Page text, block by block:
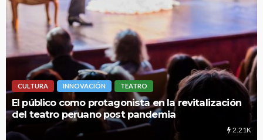
CULTURA INNOVACIÓN TEATRO
público como protagonista en la revitalización
teatro peruano post pandemia
2.21K